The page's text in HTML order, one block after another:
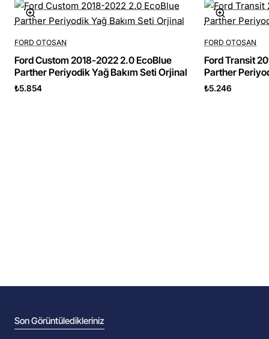
FORD OTOSAN
Ford Custom 2018-2022 2.0 EcoBlue
Parther Periyodik Yağ Bakım Seti Orjinal
₺5.854
FORD OTOSAN
Ford Transit
Parther
₺5.246
Son Görüntüledikleriniz